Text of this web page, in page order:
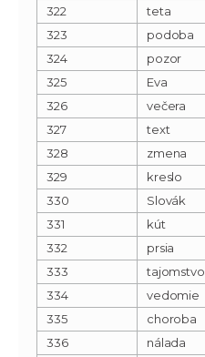
322
teta
323
podoba
324
pozor
325
Eva
326
večera
327
text
328
zmena
329
kreslo
330
Slovák
331
kút
332
prsia
333
tajomstvo
334
vedomie
335
choroba
336
nálada